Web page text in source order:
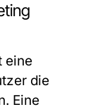
eine
die
Eine